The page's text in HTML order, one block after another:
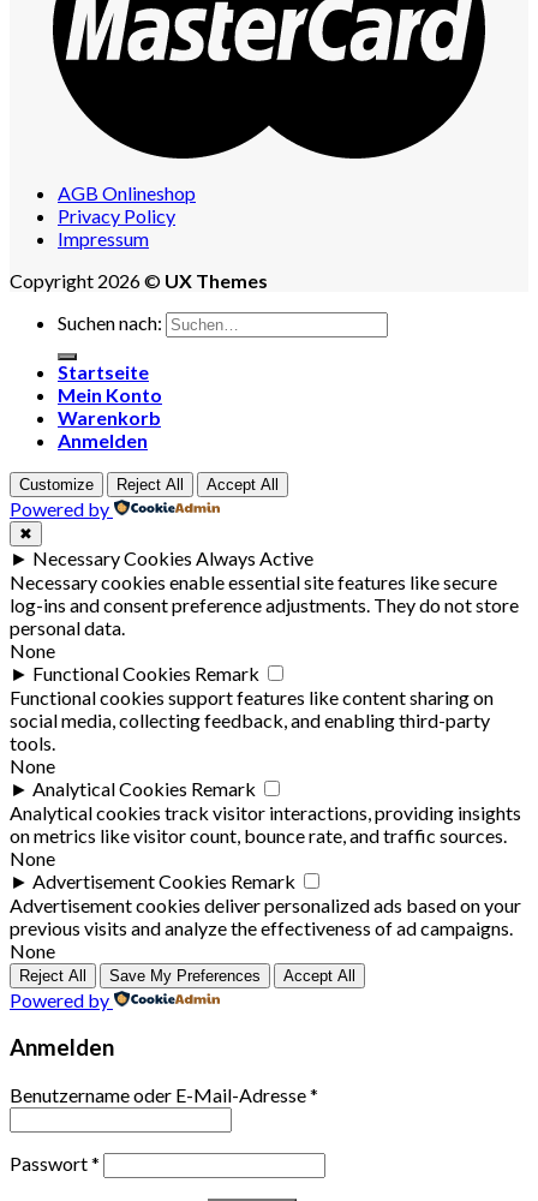
AGB Onlineshop
Privacy Policy
Impressum
Copyright 2026 © UX Themes
Suchen nach:
Startseite
Mein Konto
Warenkorb
Anmelden
Customize Reject All Accept All
Powered by
✖
► Necessary Cookies Always Active
Necessary cookies enable essential site features like secure
log-ins and consent preference adjustments. They do not store
personal data.
None
► Functional Cookies Remark
Functional cookies support features like content sharing on
social media, collecting feedback, and enabling third-party
tools.
None
► Analytical Cookies Remark
Analytical cookies track visitor interactions, providing insights
on metrics like visitor count, bounce rate, and traffic sources.
None
► Advertisement Cookies Remark
Advertisement cookies deliver personalized ads based on your
previous visits and analyze the effectiveness of ad campaigns.
None
Reject All Save My Preferences Accept All
Powered by
Anmelden
Benutzername oder E-Mail-Adresse*
Passwort*